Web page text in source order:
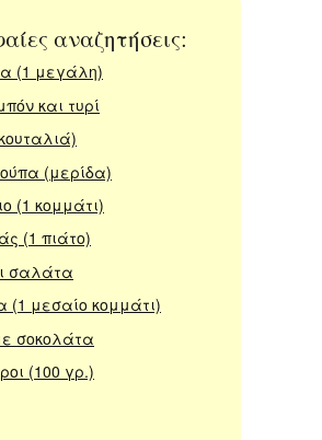
αναζητήσεις:
(1 μεγάλη)
και τυρί
(μερίδα)
(1 κομμάτι)
(1 πιάτο)
σαλάτα
(1 μεσαίο κομμάτι)
σοκολάτα
(100 γρ.)